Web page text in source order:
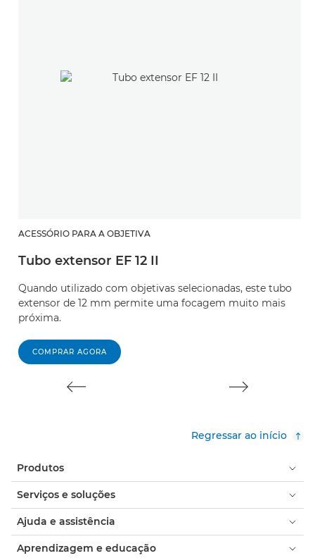
ACESSÓRIO PARA A OBJETIVA
Tubo extensor EF 12 II
Quando utilizado com objetivas selecionadas, este tubo
extensor de 12 mm permite uma focagem muito mais
próxima.
COMPRAR AGORA
Regressar ao início
Produtos
Serviços e soluções
Ajuda e assistência
Aprendizagem e educação